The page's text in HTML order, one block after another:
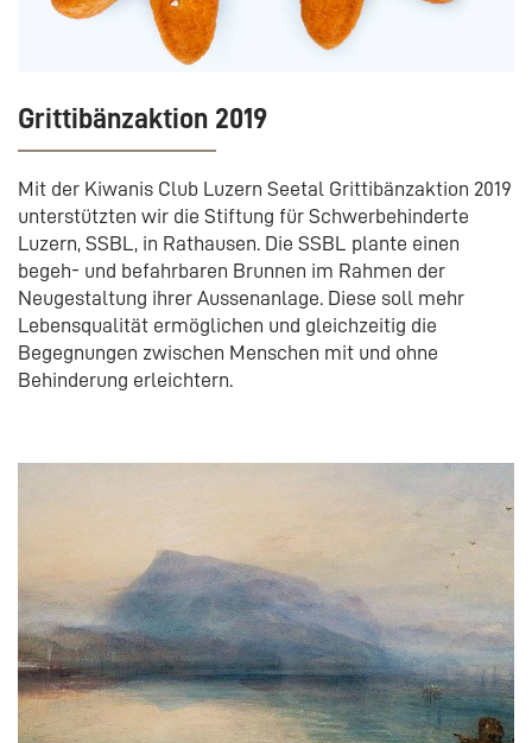
Grittibänzaktion 2019
Mit der Kiwanis Club Luzern Seetal Grittibänzaktion 2019
unterstützten wir die Stiftung für Schwerbehinderte
Luzern, SSBL, in Rathausen. Die SSBL plante einen
begeh- und befahrbaren Brunnen im Rahmen der
Neugestaltung ihrer Aussenanlage. Diese soll mehr
Lebensqualität ermöglichen und gleichzeitig die
Begegnungen zwischen Menschen mit und ohne
Behinderung erleichtern.